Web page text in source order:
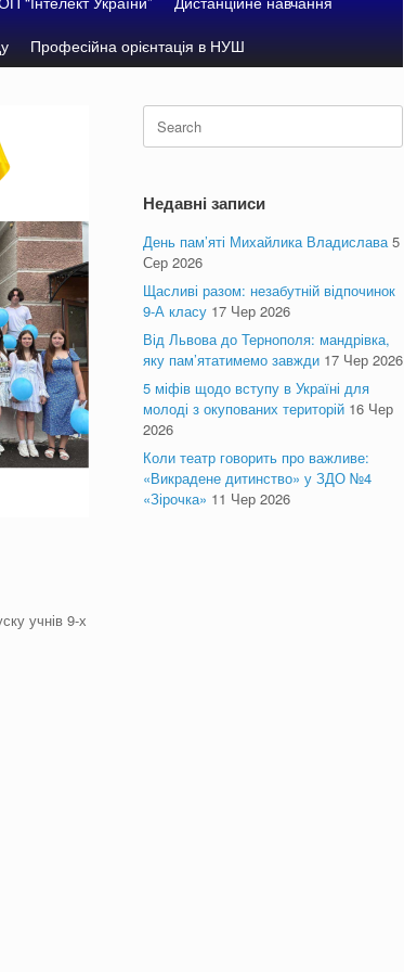
Професійна орієнтація в НУШ
учнів 9-х
Search
for:
Недавні записи
День пам’яті Михайлика Владислава 5
Сер 2026
Щасливі разом: незабутній відпочинок
9-А класу 17 Чер 2026
Від Львова до Тернополя: мандрівка,
яку пам’ятатимемо завжди 17 Чер 2026
5 міфів щодо вступу в Україні для
молоді з окупованих територій 16 Чер
2026
Коли театр говорить про важливе:
«Викрадене дитинство» у ЗДО №4
«Зірочка» 11 Чер 2026